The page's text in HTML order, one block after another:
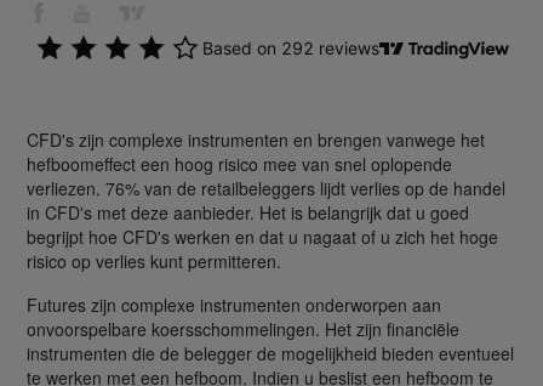
CFD's zijn complexe instrumenten en brengen vanwege het
hefboomeffect een hoog risico mee van snel oplopende
verliezen. 76% van de retailbeleggers lijdt verlies op de handel
in CFD's met deze aanbieder. Het is belangrijk dat u goed
begrijpt hoe CFD's werken en dat u nagaat of u zich het hoge
risico op verlies kunt permitteren.
Futures zijn complexe instrumenten onderworpen aan
onvoorspelbare koersschommelingen. Het zijn financiële
instrumenten die de belegger de mogelijkheid bieden eventueel
te werken met een hefboom. Indien u beslist een hefboom te